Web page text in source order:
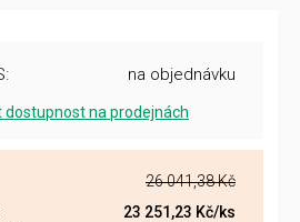
na objednávku
dostupnost na prodejnách
26 041,38 Kč
23 251,23 Kč/ks